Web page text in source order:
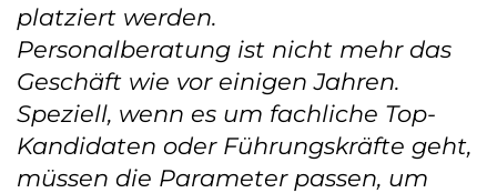
platziert werden.
Personalberatung ist nicht mehr das
Geschäft wie vor einigen Jahren.
Speziell, wenn es um fachliche Top-
Kandidaten oder Führungskräfte geht,
müssen die Parameter passen, um